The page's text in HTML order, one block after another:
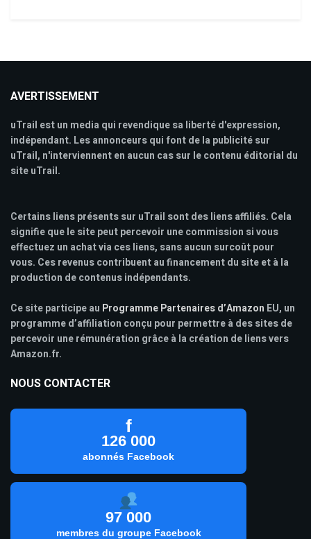
AVERTISSEMENT
uTrail est un media qui revendique sa liberté d'expression,
indépendant. Les annonceurs qui font de la publicité sur
uTrail, n'interviennent en aucun cas sur le contenu éditorial du
site uTrail.
Certains liens présents sur uTrail sont des liens affiliés. Cela
signifie que le site peut percevoir une commission si vous
effectuez un achat via ces liens, sans aucun surcoût pour
vous. Ces revenus contribuent au financement du site et à la
production de contenus indépendants.
Ce site participe au Programme Partenaires d’Amazon EU, un
programme d’affiliation conçu pour permettre à des sites de
percevoir une rémunération grâce à la création de liens vers
Amazon.fr.
NOUS CONTACTER
f
126 000
abonnés Facebook
97 000
membres du groupe Facebook